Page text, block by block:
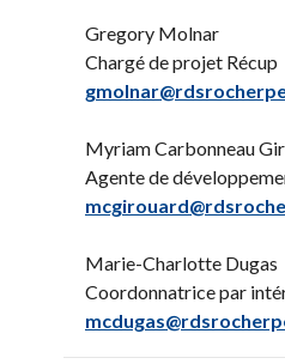
Gregory Molnar
Chargé de projet Récup
Myriam Carbonneau
Agente de
Marie-Charlotte Dugas
Coordonnatrice par